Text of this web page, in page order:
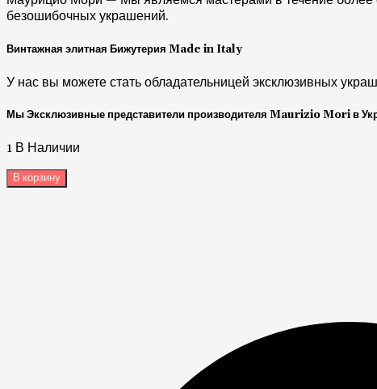
безошибочных украшений.
Винтажная элитная Бижутерия Made in Italy
У нас вы можете стать обладательницей эксклюзивных
Мы Эксклюзивные представители производителя Maurizio Mori в
1 В Наличии
В корзину